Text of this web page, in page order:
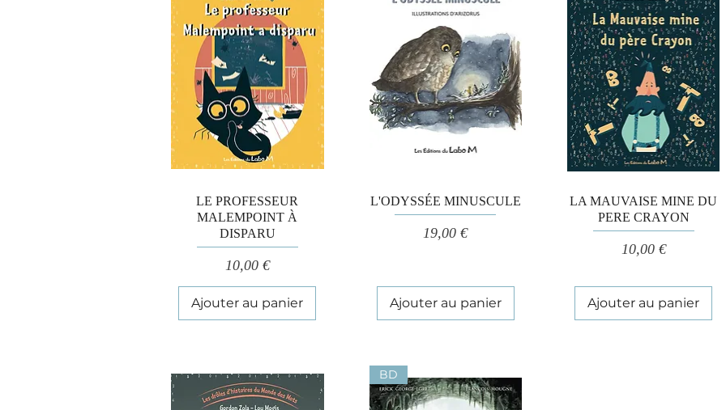
Aperçu rapide
LE PROFESSEUR
MALEMPOINT À
DISPARU
Prix
10,00 €
Ajouter au panier
Aperçu rapide
L'ODYSSÉE MINUSCULE
Prix
19,00 €
Ajouter au panier
Aperçu rapide
LA MAUVAISE MINE DU
PERE CRAYON
Prix
10,00 €
Ajouter au panier
BD